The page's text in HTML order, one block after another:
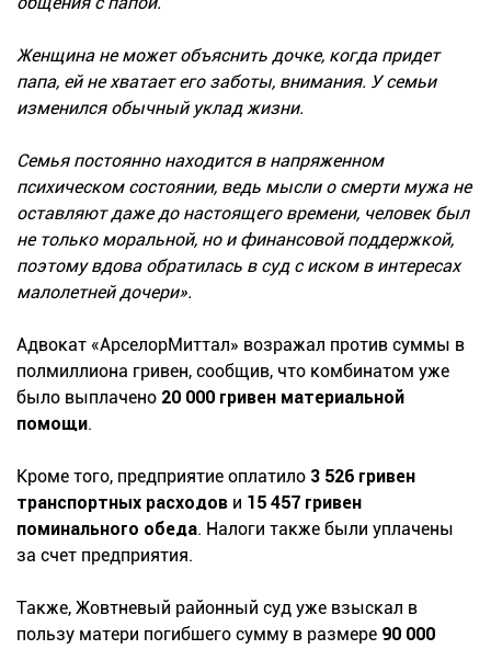
Женщина не может объяснить дочке, когда придет
папа, ей не хватает его заботы, внимания. У семьи
изменился обычный уклад жизни.
Семья постоянно находится в напряженном
психическом состоянии, ведь мысли о смерти мужа не
оставляют даже до настоящего времени, человек был
не только моральной, но и финансовой поддержкой,
поэтому вдова обратилась в суд с иском в интересах
малолетней дочери».
Адвокат «АрселорМиттал» возражал против суммы в
полмиллиона гривен, сообщив, что комбинатом уже
было выплачено 20 000 гривен материальной
помощи.
Кроме того, предприятие оплатило 3 526 гривен
транспортных расходов и 15 457 гривен
поминального обеда. Налоги также были уплачены
за счет предприятия.
Также, Жовтневый районный суд уже взыскал в
пользу матери погибшего сумму в размере 90 000